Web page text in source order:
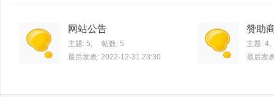
网站公告
主题: 5,
帖数: 5
最后发表: 2022-12-31 23:30
赞助
主题: 4,
最后发